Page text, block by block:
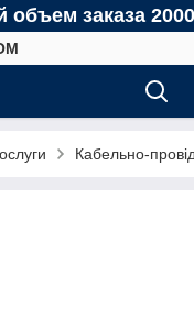
заказа
Кабельно-